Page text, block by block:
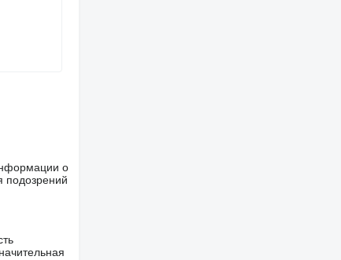
о
подозрений